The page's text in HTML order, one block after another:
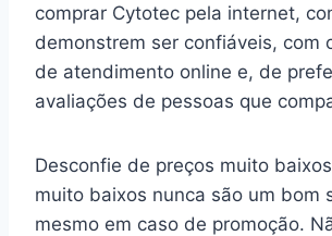
comprar Cytotec pela internet,
demonstrem ser confiáveis, com
de atendimento online e, de
avaliações de pessoas que
Desconfie de preços muito
muito baixos nunca são um bom
mesmo em caso de promoção.